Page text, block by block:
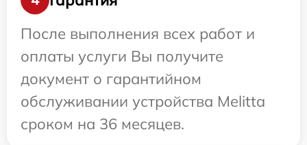
После выполнения всех работ и
оплаты услуги Вы получите
документ о гарантийном
обслуживании устройства Melitta
сроком на 36 месяцев.